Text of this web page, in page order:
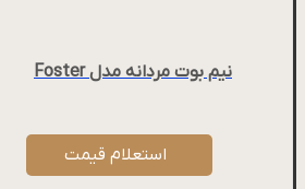
نیم بوت مردانه مدل Foster
استعلام قیمت